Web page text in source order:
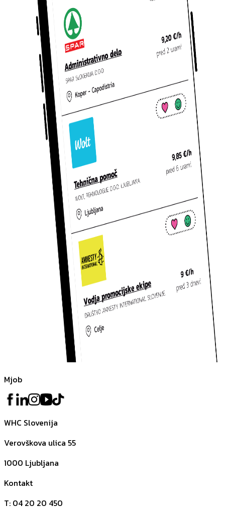
Mjob
WHC Slovenija
Verovškova ulica 55
1000 Ljubljana
Kontakt
T: 04 20 20 450